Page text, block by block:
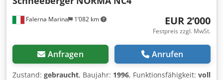
Falerna Marina 1’082 km EUR 2’000
Festpreis zzgl. MwSt.
Anfragen Anrufen
Zustand: gebraucht, Baujahr: 1996, Funktionsfähigkeit: voll